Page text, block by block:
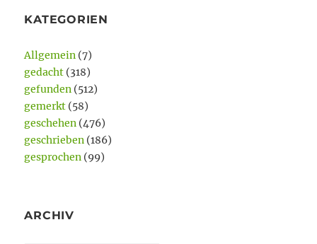
KATEGORIEN
Allgemein (7)
gedacht (318)
gefunden (512)
gemerkt (58)
geschehen (476)
geschrieben (186)
gesprochen (99)
ARCHIV